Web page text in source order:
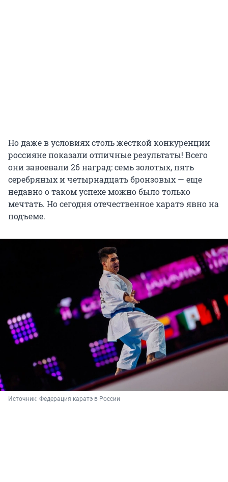
Но даже в условиях столь жесткой конкуренции
россияне показали отличные результаты! Всего
они завоевали 26 наград: семь золотых, пять
серебряных и четырнадцать бронзовых — еще
недавно о таком успехе можно было только
мечтать. Но сегодня отечественное каратэ явно на
подъеме.
Источник: Федерация каратэ в России